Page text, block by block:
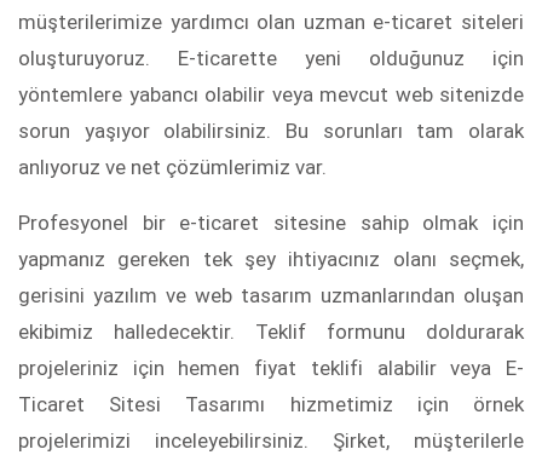
müşterilerimize yardımcı olan uzman e-ticaret siteleri
oluşturuyoruz. E-ticarette yeni olduğunuz için
yöntemlere yabancı olabilir veya mevcut web sitenizde
sorun yaşıyor olabilirsiniz. Bu sorunları tam olarak
anlıyoruz ve net çözümlerimiz var.
Profesyonel bir e-ticaret sitesine sahip olmak için
yapmanız gereken tek şey ihtiyacınız olanı seçmek,
gerisini yazılım ve web tasarım uzmanlarından oluşan
ekibimiz halledecektir. Teklif formunu doldurarak
projeleriniz için hemen fiyat teklifi alabilir veya E-
Ticaret Sitesi Tasarımı hizmetimiz için örnek
projelerimizi inceleyebilirsiniz. Şirket, müşterilerle